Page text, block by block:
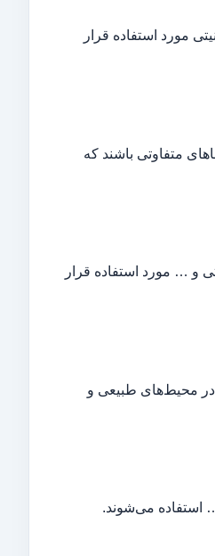
مورد استفاده قرار
متفاوتی باشند که
و … مورد استفاده قرار
در محیط‌های طبیعی و
… استفاده می‌شوند.